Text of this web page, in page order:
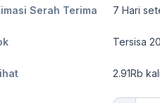
Serah Terima 7 Hari
Tersisa
2.91Rb kali